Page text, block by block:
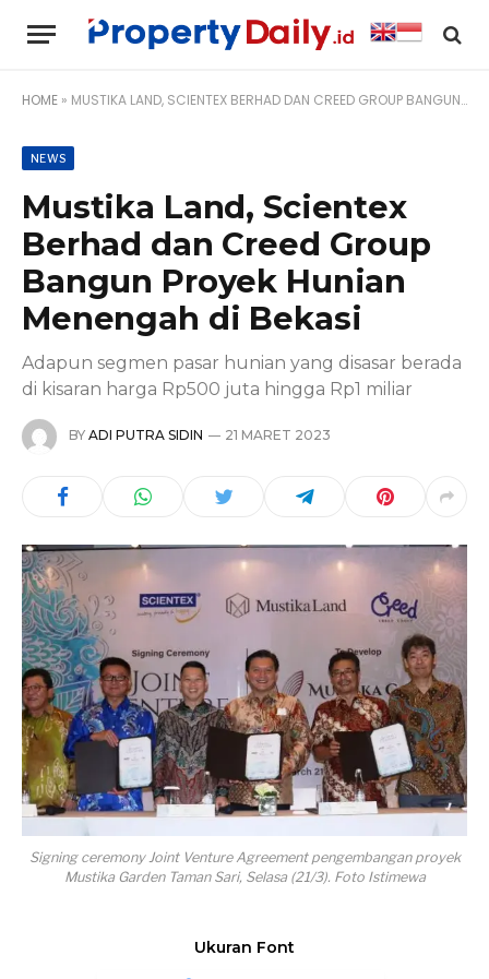
HOME » MUSTIKA LAND, SCIENTEX BERHAD DAN CREED GROUP BANGUN PROYEK HUNIAN MENENGAH DI BEKASI
NEWS
Mustika Land, Scientex
Berhad dan Creed Group
Bangun Proyek Hunian
Menengah di Bekasi
Adapun segmen pasar hunian yang disasar berada
di kisaran harga Rp500 juta hingga Rp1 miliar
BY ADI PUTRA SIDIN 21 MARET 2023
Signing ceremony Joint Venture Agreement pengembangan proyek
Mustika Garden Taman Sari, Selasa (21/3). Foto Istimewa
Ukuran Font